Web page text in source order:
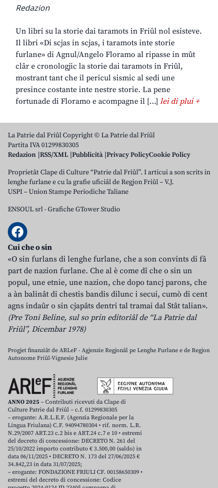
Redazion
Un libri su la storie dai taramots in Friûl nol esisteve.
Il libri «Di scjas in scjas, i taramots inte storie
furlane» di Agnul/Angelo Floramo al ripasse in mût
clâr e cronologjic la storie dai taramots in Friûl,
mostrant tant che il pericul sismic al sedi une
presince costante inte nestre storie. La pene
fortunade di Floramo e acompagne il […] lei di plui +
La Patrie dal Friûl Copyright © La Patrie dal Friûl
Partita IVA 01299830305
Redazion RSS/XML Pubblicità Privacy PolicyCookie Policy
Proprietât Clape di Culture “Patrie dal Friûl”. I articui a son scrits in
lenghe furlane e cu la grafie uficiâl de Regjon Friûl – V.J.
USPI – Union Stampe Periodiche Taliane
ENSOUL srl-Grafiche GTower Studio
Cui che o sin
«O sin furlans di lenghe furlane, che a son convints di fâ
part de nazion furlane. Che al è come dî che o sin un
popul, une etnie, une nazion, che dopo tancj parons, che
a àn balinât di chestis bandis dilunc i secui, cumò di cent
agns indaûr o sin cjapâts dentri tal tramai dal Stât talian».
(Pre Toni Beline, sul so prin editoriâl de “La Patrie dal
Friûl”, Dicembar 1978)
Progjet finanziât de ARLeF - Agjenzie Regjonâl pe Lenghe Furlane e de Regjon
Autonome Friûl-Vignesie Julie
ANNO 2025 – Contributi ricevuti da Clape di
Culture Patrie dal Friûl – c.f. 01299830305
– erogante: A.R.L.E.F. (Agenzia Regionale per la
Lingua Friulana) C.F. 94094780304 • rif. norm. L.R.
N.29/2007 ART.23 c.2 bis e ART.24 c.7 e 10 • estremi
del decreto di concessione: DECRETO N. 261 del
25/10/2022 importo contributo € 3.500,00 (saldo) in
data 06/11/2025 • DECRETO N. 173 del 27/06/2025 €
34.842,23 in data 31/07/2025;
– erogante: FONDAZIONE FRIULI CF. 00158650309 •
estremi del decreto di concessione: Codice